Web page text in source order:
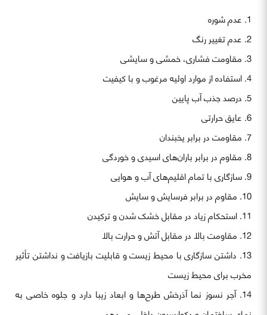
عدم شوره
عدم تغییر رنگ
مقاومت فشاری، خمشی و سایشی
استفاده از موارد اولیه مرغوب و با کیفیت
درصد جذب آب پایین
عایق حرارتی
مقاومت در برابر یخبندان
مقاوم در برابر باران‌های اسیدی و خوردگی
سازگاری با تمام اقلیم‌های آب و هوایی
مقاوم در برابر فرسایش و سایش
استحکام زیاد در مقابل خشک شدن و ترکیدن
مقاومت بالا در مقابل آتش و حرارت بالا
داشتن سازگاری با محیط زیست و قابلیت بازیافت و نداشتن تأثیر
مخرب برای محیط زیست
آجر نسوز نما آذرخش طرح‌ها و ابعاد زیبا دارد و جلوه خاصی به